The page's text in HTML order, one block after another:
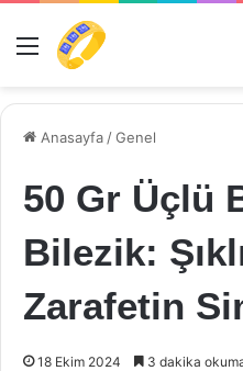
Menü
Anasayfa /Genel
50 Gr Üçlü
Bilezik:
Zarafetin
18 Ekim 2024 3 dakika